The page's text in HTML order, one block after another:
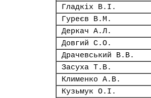
Гладкіх В.І.
Гуреєв В.М.
Деркач А.Л.
Довгий С.О.
Драчевський В.В.
Засуха Т.В.
Клименко А.В.
Кузьмук О.І.